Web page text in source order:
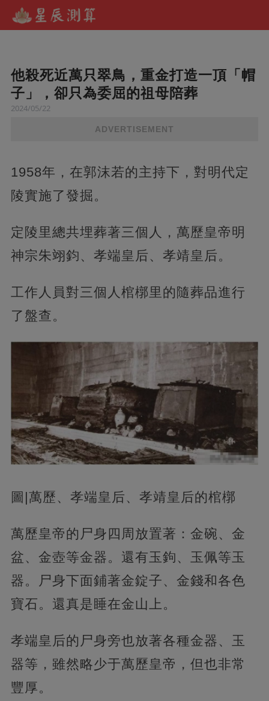
他殺死近萬只翠鳥，重金打造一頂「帽
子」，卻只為委屈的祖母陪葬
2024/05/22
ADVERTISEMENT
1958年，在郭沫若的主持下，對明代定
陵實施了發掘。
定陵里總共埋葬著三個人，萬歷皇帝明
神宗朱翊鈞、孝端皇后、孝靖皇后。
工作人員對三個人棺槨里的隨葬品進行
了盤查。
圖|萬歷、孝端皇后、孝靖皇后的棺槨
萬歷皇帝的尸身四周放置著：金碗、金
盆、金壺等金器。還有玉鉤、玉佩等玉
器。尸身下面鋪著金錠子、金錢和各色
寶石。還真是睡在金山上。
孝端皇后的尸身旁也放著各種金器、玉
器等，雖然略少于萬歷皇帝，但也非常
豐厚。